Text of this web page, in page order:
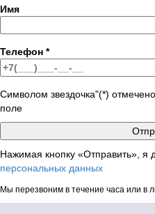
Имя
Телефон *
Символом звездочка"(*)
поле
Нажимая кнопку «Отправить», я
персональных данных
Мы перезвоним в течение часа или в